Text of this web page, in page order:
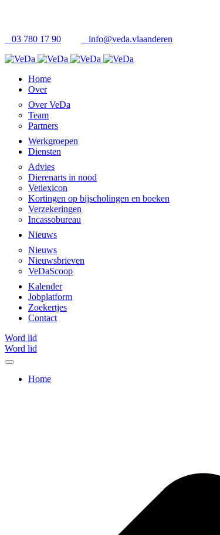
03 780 17 90 info@veda.vlaanderen
Home
Over
Over VeDa
Team
Partners
Werkgroepen
Diensten
Advies
Dierenarts in nood
Vetlexicon
Kortingen op bijscholingen en boeken
Verzekeringen
Incassobureau
Nieuws
Nieuws
Nieuwsbrieven
VeDaScoop
Kalender
Jobplatform
Zoekertjes
Contact
Word lid
Word lid
Home